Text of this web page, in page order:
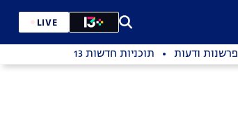
LIVE
פרשנות ודעות תוכניות חדשות 13